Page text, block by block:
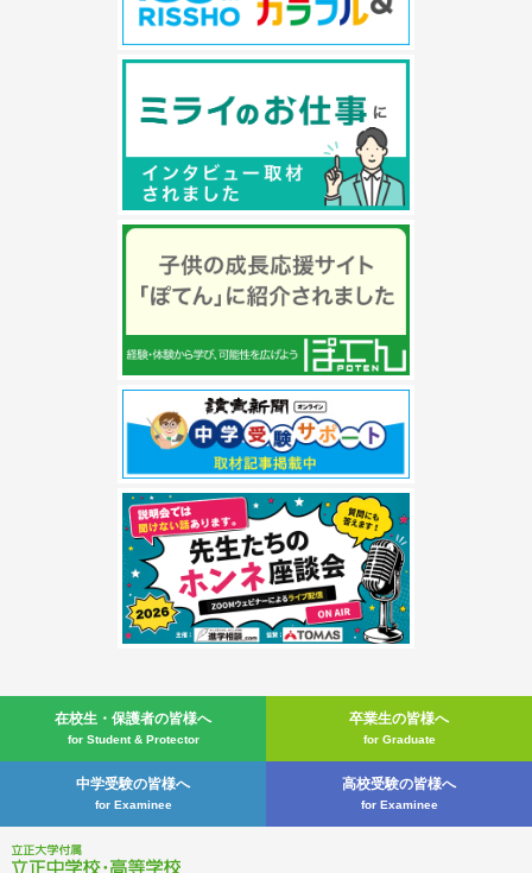
在校生・ 保護者の皆様へ
for Student & Protector
卒業生の皆様へ
for Graduate
中学受験の皆様へ
for Examinee
高校受験の皆様へ
for Examinee